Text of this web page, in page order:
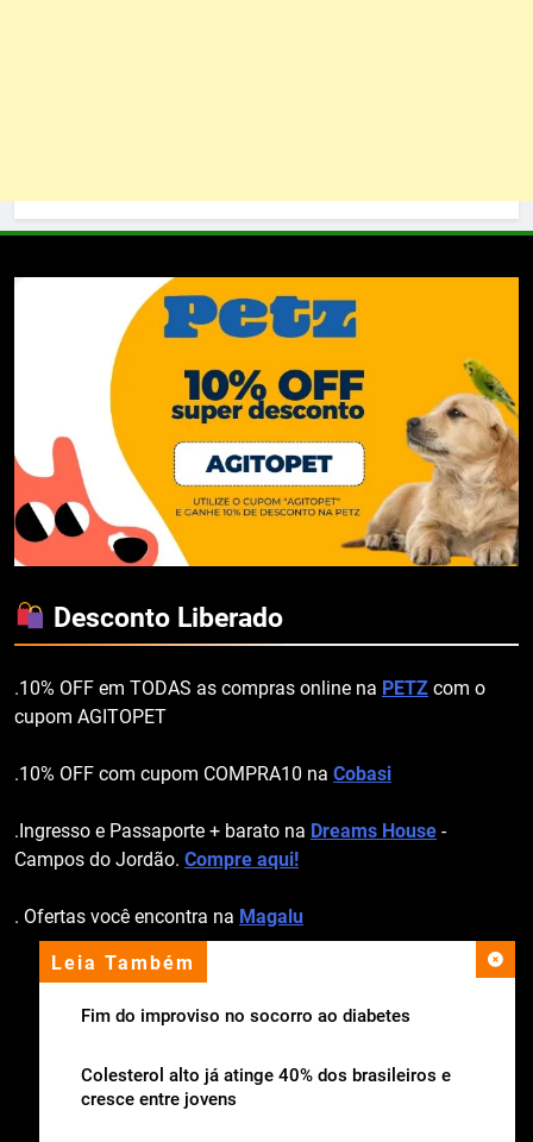
Leia Também
Fim do improviso no socorro ao diabetes
Colesterol alto já atinge 40% dos brasileiros e
cresce entre jovens
Desconto Liberado
.10% OFF em TODAS as compras online na PETZ com o
cupom AGITOPET
.10% OFF com cupom COMPRA10 na Cobasi
.Ingresso e Passaporte + barato na Dreams House -
Campos do Jordão. Compre aqui!
. Ofertas você encontra na Magalu
apoio institucional